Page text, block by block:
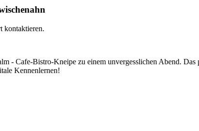
kontaktieren.
- Cafe-Bistro-Kneipe zu einem unvergesslichen Abend.
Kennenlernen!